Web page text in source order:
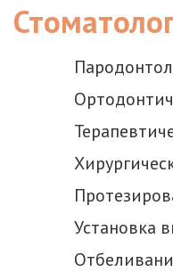
Установка